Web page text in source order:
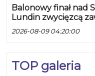
Balonowy finał nad
Lundin zwycięzcą
2026-08-09 04:20:00
TOP galeria